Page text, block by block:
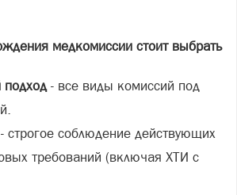
медкомиссии стоит выбрать
- все виды комиссий под
- строгое соблюдение действующих
требований (включая ХТИ с